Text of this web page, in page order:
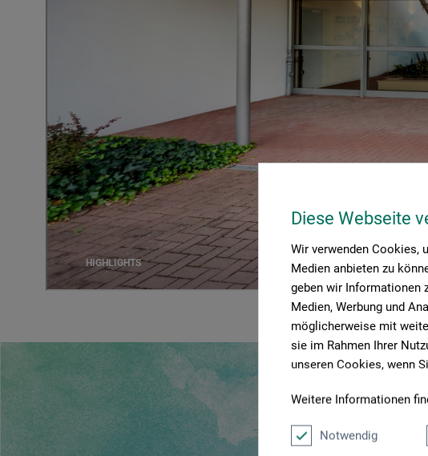
Diese Webseite
Wir verwenden Cookies,
Medien anbieten zu
geben wir Informationen
Medien, Werbung und
möglicherweise mit
sie im Rahmen Ihrer
unseren Cookies, wenn
Weitere Informationen
Notwendig